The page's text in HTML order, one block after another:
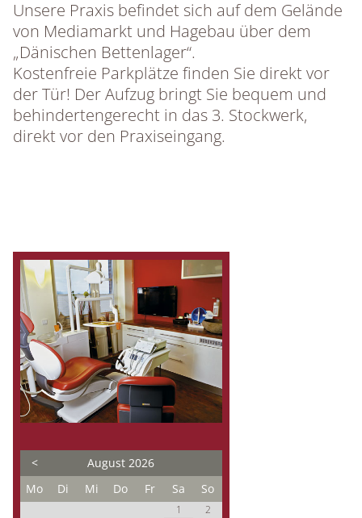
Unsere Praxis befindet sich auf dem Gelände
von Mediamarkt und Hagebau über dem
„Dänischen Bettenlager“.
Kostenfreie Parkplätze finden Sie direkt vor
der Tür! Der Aufzug bringt Sie bequem und
behindertengerecht in das 3. Stockwerk,
direkt vor den Praxiseingang.
<
August 2026
Montag
Dienstag
Mittwoch
Donnerstag
Freitag
Sa mstag
Sonntag
1
2